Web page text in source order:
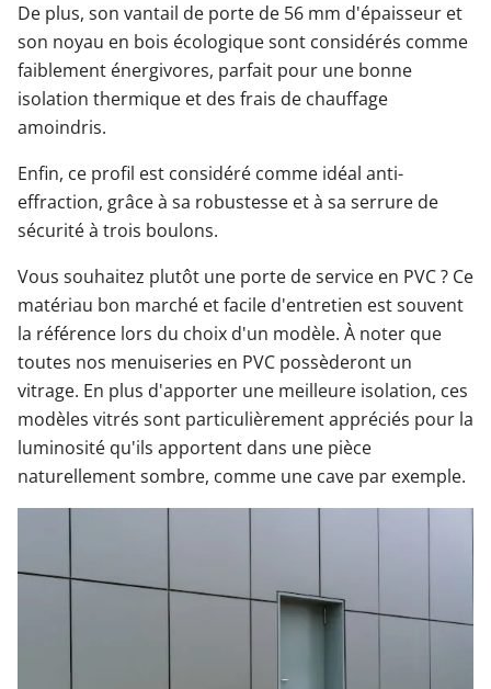
De plus, son vantail de porte de 56 mm d'épaisseur et
son noyau en bois écologique sont considérés comme
faiblement énergivores, parfait pour une bonne
isolation thermique et des frais de chauffage
amoindris.
Enfin, ce profil est considéré comme idéal anti-
effraction, grâce à sa robustesse et à sa serrure de
sécurité à trois boulons.
Vous souhaitez plutôt une porte de service en PVC ? Ce
matériau bon marché et facile d'entretien est souvent
la référence lors du choix d'un modèle. À noter que
toutes nos menuiseries en PVC possèderont un
vitrage. En plus d'apporter une meilleure isolation, ces
modèles vitrés sont particulièrement appréciés pour la
luminosité qu'ils apportent dans une pièce
naturellement sombre, comme une cave par exemple.